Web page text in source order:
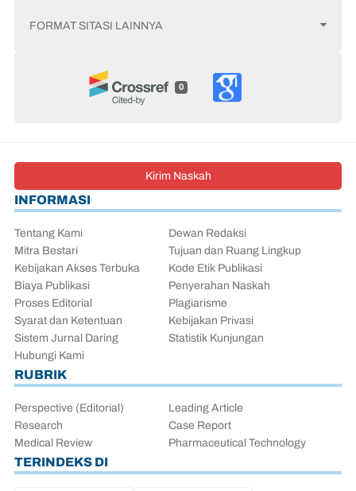
FORMAT SITASI LAINNYA
0
INFORMASI
Tentang Kami
Dewan Redaksi
Mitra Bestari
Tujuan dan Ruang Lingkup
Kebijakan Akses Terbuka
Kode Etik Publikasi
Biaya Publikasi
Penyerahan Naskah
Proses Editorial
Plagiarisme
Syarat dan Ketentuan
Kebijakan Privasi
Sistem Jurnal Daring
Statistik Kunjungan
Hubungi Kami
Kirim Naskah
RUBRIK
Perspective (Editorial)
Leading Article
Research
Case Report
Medical Review
Pharmaceutical Technology
TERINDEKS DI